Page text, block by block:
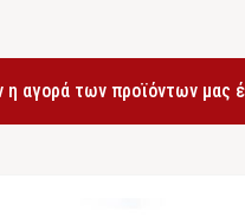
αγορά των προϊόντων μας